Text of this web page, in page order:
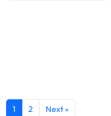
1 2 Next »